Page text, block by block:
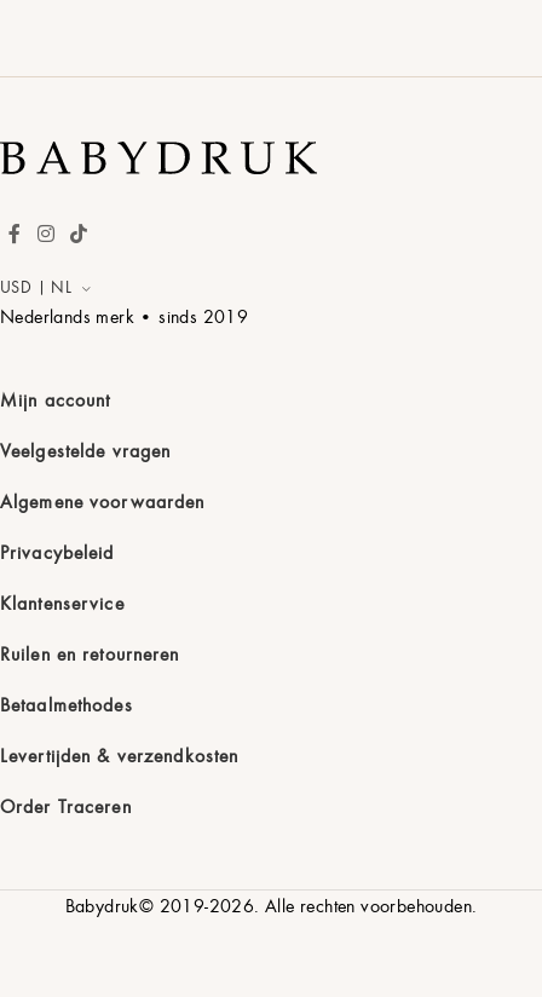
USD | NL
Nederlands merk • sinds 2019
Mijn account
Veelgestelde vragen
Algemene voorwaarden
Privacybeleid
Klantenservice
Ruilen en retourneren
Betaalmethodes
Levertijden & verzendkosten
Order Traceren
Babydruk© 2019-2026. Alle rechten voorbehouden.